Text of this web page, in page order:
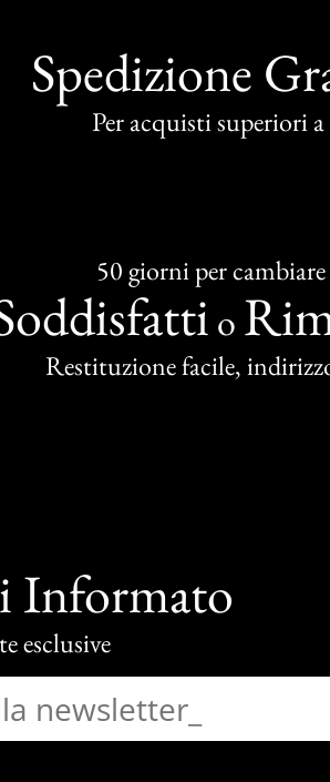
Spedizione
Per acquisti superiori
50 giorni per cambiare
o
Restituzione facile,
Informato
esclusive